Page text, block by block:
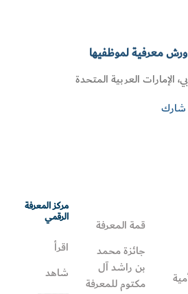
معرفية لموظفيها
الإمارات العربية المتحدة
شارك
قمة المعرفة
جائزة محمد
بن راشد آل
مكتوم للمعرفة
مركز المعرفة
الرقمي
اقرأ
شاهد